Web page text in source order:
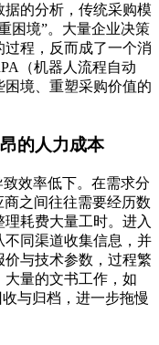
据的分析，传统采购模
困境”。大量企业决策
程，反而成了一个消
（机器人流程自动
境、重塑采购价值的
的人力成本
效率低下。在需求分
之间往往需要经历数
耗费大量工时。进入
同渠道收集信息，并
与技术参数，过程繁
量的文书工作，如
与归档，进一步拖慢